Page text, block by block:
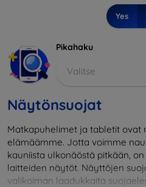
Yes
Pikahaku
Valitse
Näytönsuojat
Matkapuhelimet ja tabletit ovat
elämäämme. Jotta voimme
kauniista ulkonäöstä pitkään,
laitteiden näytöt. Näyttöjen
valikoiman laadukkaita